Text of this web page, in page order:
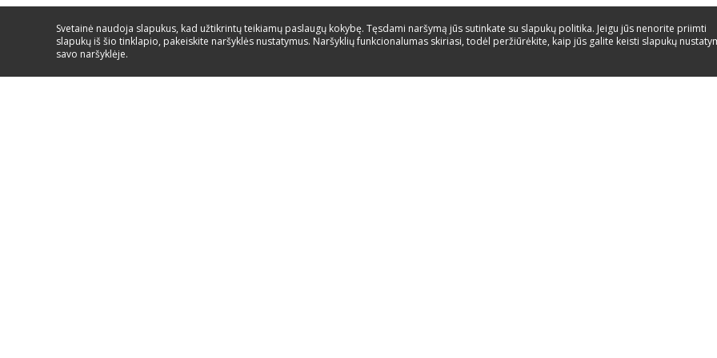
Svetainė naudoja slapukus, kad užtikrintų teikiamų paslaugų kokybę. Tęsdami naršymą jūs sutinkate su slapukų politika. Jeigu jūs nenorite priimti
slapukų iš šio tinklapio, pakeiskite naršyklės nustatymus. Naršyklių funkcionalumas skiriasi, todėl peržiūrėkite, kaip jūs galite keisti slapukų
savo naršyklėje.